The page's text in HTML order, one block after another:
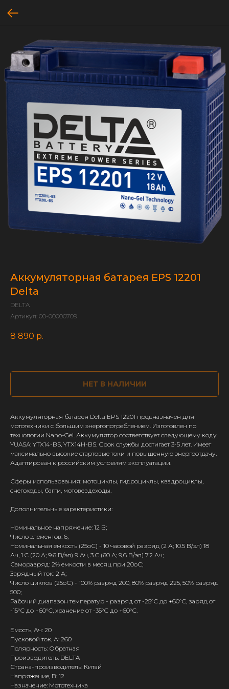
Аккумуляторная батарея EPS 12201
Delta
DELTA
Артикул: 00-00000709
8 890 р.
НЕТ В НАЛИЧИИ
Аккумуляторная батарея Delta EPS 12201 предназначен для
мототехники с большим энергопотреблением. Изготовлен по
технологии Nano-Gel. Аккумулятор соответствует следующему коду
YUASA: YTX14-BS, YTX14H-BS. Срок службы достигает 3-5 лет. Имеет
максимально высокие стартовые токи и повышенную энергоотдачу.
Адаптирован к российским условиям эксплуатации.
Сферы использования: мотоциклы, гидроциклы, квадроциклы,
снегоходы, багги, мотовездеходы.
Дополнительные характеристики:
Номинальное напряжение: 12 В;
Число элементов: 6;
Номинальная емкость (25oС) - 10 часовой разряд (2 А; 10.5 В/эл) 18
Ач, 1 C (20 А; 9.6 В/эл) 9 Ач, 3 C (60 А; 9,6 В/эл) 7.2 Ач;
Саморазряд: 2% емкости в месяц при 20oС;
Зарядный ток: 2 А;
Число циклов (25oС) - 100% разряд 200, 80% разряд 225, 50% разряд
500;
Рабочий диапазон температур - разряд от -25°С до +60°С, заряд от
-15°С до +60°С, хранение от -35°С до +60°С.
Емость, Ач: 20
Пусковой ток, А: 260
Полярность: Обратная
Производитель: DELTA
Страна-производитель: Китай
Напряжение, В: 12
Назначение: Мототехника